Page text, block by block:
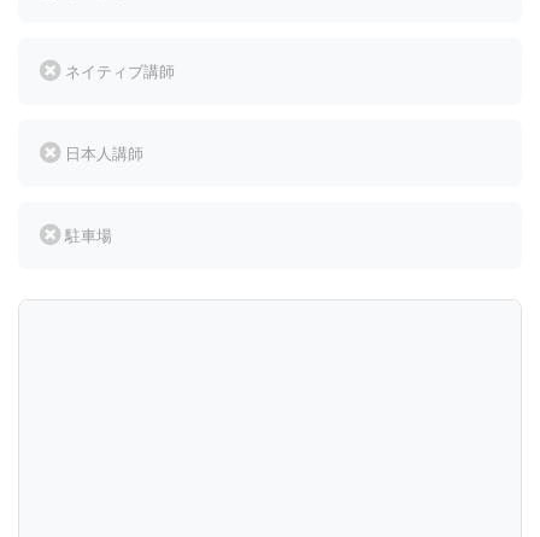
ネイティブ講師
日本人講師
駐車場